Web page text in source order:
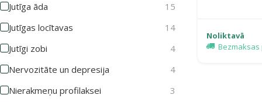
Jutīga āda
15
Jutīgas locītavas
14
Jutīgi zobi
4
Nervozitāte un depresija
4
Nierakmeņu profilaksei
3
Noliktavā
Bezmaksas